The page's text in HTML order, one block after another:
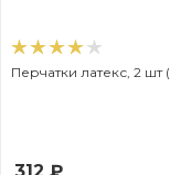
Перчатки латекс, 2 шт